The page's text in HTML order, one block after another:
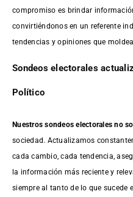
compromiso es brindar
convirtiéndonos en un referente
tendencias y opiniones que
Sondeos electorales
Político
Nuestros sondeos electorales no
sociedad. Actualizamos
cada cambio, cada tendencia,
la información más reciente y
siempre al tanto de lo que sucede